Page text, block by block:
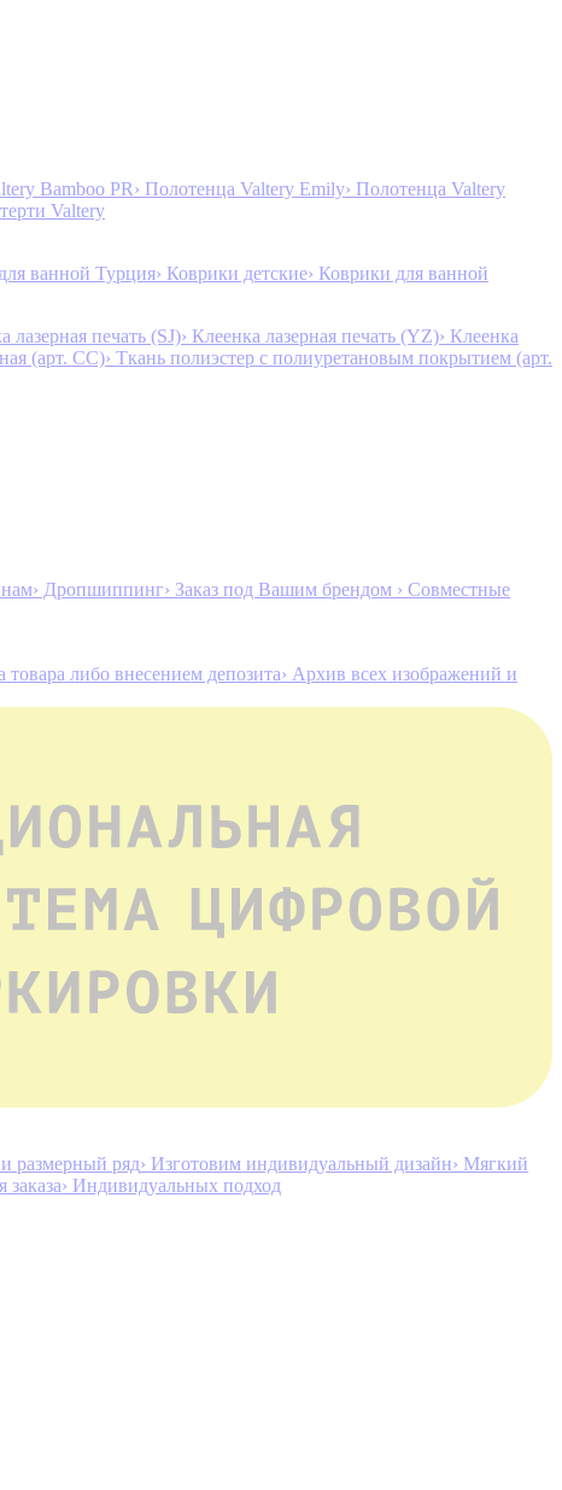
Bamboo PR› Полотенца Valtery Emily› Полотенца Valtery
Valtery
ванной Турция› Коврики детские› Коврики для ванной
лазерная печать (SJ)› Клеенка лазерная печать (YZ)› Клеенка
(арт. CC)› Ткань полиэстер с полиуретановым покрытием (арт.
› Дропшиппинг› Заказ под Вашим брендом › Совместные
товара либо внесением депозита› Архив всех изображений и
размерный ряд› Изготовим индивидуальный дизайн› Мягкий
› Индивидуальных подход